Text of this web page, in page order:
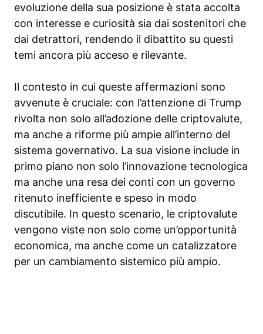
evoluzione della sua posizione è stata accolta
con interesse e curiosità sia dai sostenitori che
dai detrattori, rendendo il dibattito su questi
temi ancora più acceso e rilevante.
Il contesto in cui queste affermazioni sono
avvenute è cruciale: con l’attenzione di Trump
rivolta non solo all’adozione delle criptovalute,
ma anche a riforme più ampie all’interno del
sistema governativo. La sua visione include in
primo piano non solo l’innovazione tecnologica
ma anche una resa dei conti con un governo
ritenuto inefficiente e speso in modo
discutibile. In questo scenario, le criptovalute
vengono viste non solo come un’opportunità
economica, ma anche come un catalizzatore
per un cambiamento sistemico più ampio.